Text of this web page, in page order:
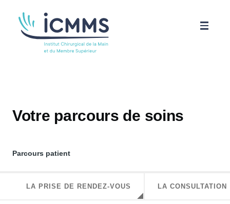
ICMMS
Parcours patient
Votre parcours de soins
Parcours patient
LA PRISE DE RENDEZ-VOUS LA CONSULTATION